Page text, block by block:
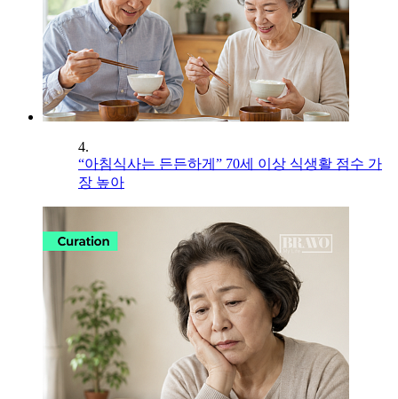
4.
“아침식사는 든든하게” 70세 이상 식생활 점수 가
장 높아